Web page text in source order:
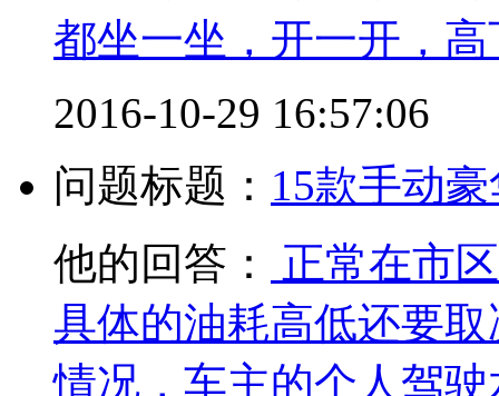
都坐一坐，开一开，
2016-10-29 16:57:06
问题标题： 15款手动
他的回答：
正常在市
具体的油耗高低还要
情况，车主的个人驾